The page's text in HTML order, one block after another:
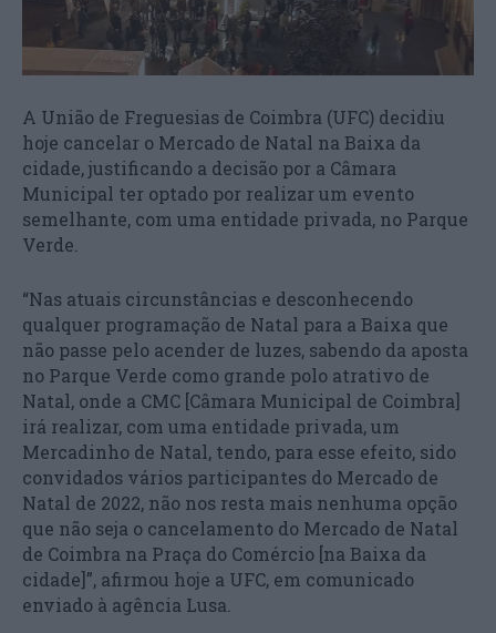
A União de Freguesias de Coimbra (UFC) decidiu
hoje cancelar o Mercado de Natal na Baixa da
cidade, justificando a decisão por a Câmara
Municipal ter optado por realizar um evento
semelhante, com uma entidade privada, no Parque
Verde.
“Nas atuais circunstâncias e desconhecendo
qualquer programação de Natal para a Baixa que
não passe pelo acender de luzes, sabendo da aposta
no Parque Verde como grande polo atrativo de
Natal, onde a CMC [Câmara Municipal de Coimbra]
irá realizar, com uma entidade privada, um
Mercadinho de Natal, tendo, para esse efeito, sido
convidados vários participantes do Mercado de
Natal de 2022, não nos resta mais nenhuma opção
que não seja o cancelamento do Mercado de Natal
de Coimbra na Praça do Comércio [na Baixa da
cidade]”, afirmou hoje a UFC, em comunicado
enviado à agência Lusa.